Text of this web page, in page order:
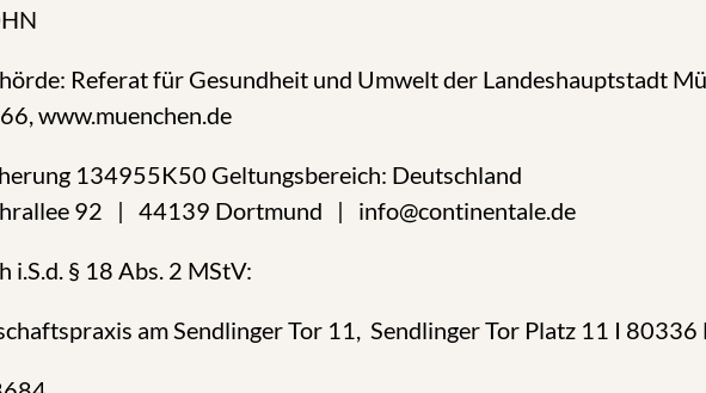
Referat für Gesundheit und Umwelt der Landeshauptstadt
www.muenchen.de
134955K50 Geltungsbereich: Deutschland
92 | 44139 Dortmund | info@continentale.de
§ 18 Abs. 2 MStV:
am Sendlinger Tor 11, Sendlinger Tor Platz 11 I 80336